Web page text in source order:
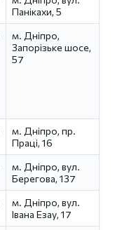
Панікахи, 5
м. Дніпро,
Запорізьке шосе,
57
м. Дніпро, пр.
Праці, 16
м. Дніпро, вул.
Берегова, 137
м. Дніпро, вул.
Івана Езау, 17